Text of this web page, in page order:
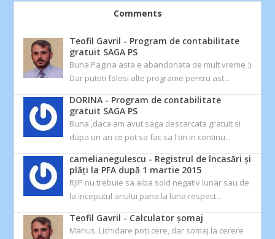
Comments
Teofil Gavril - Program de contabilitate
gratuit SAGA PS
Buna Pagina asta e abandonata de mult vreme :)
Dar puteti folosi alte programe pentru ast...
DORINA - Program de contabilitate
gratuit SAGA PS
Buna ,daca am avut saga descarcata gratuit si
dupa un an ce pot sa fac sa l tin in continu...
camelianegulescu - Registrul de încasări și
plăți la PFA după 1 martie 2015
RJIP nu trebuie sa aiba sold negativ lunar sau de
la inceputul anului pana la luna respect...
Teofil Gavril - Calculator şomaj
Marius. Lichidare poți cere, dar somaj la cerere